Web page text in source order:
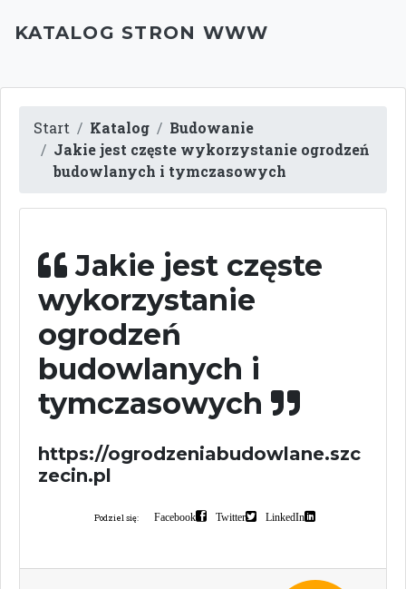
KATALOG STRON WWW
Start Katalog
Budowanie
Jakie jest częste wykorzystanie ogrodzeń
budowlanych i tymczasowych
Jakie jest częste
wykorzystanie
ogrodzeń
budowlanych i
tymczasowych
https://ogrodzeniabudowlane.szc
zecin.pl
Podziel się: Facebook Twitter LinkedIn